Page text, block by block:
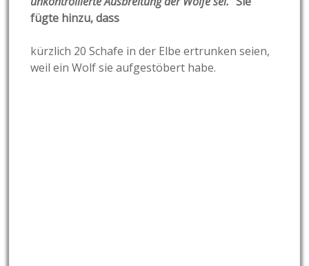
fügte hinzu, dass
kürzlich 20 Schafe in der Elbe ertrunken seien,
weil ein Wolf sie aufgestöbert habe.